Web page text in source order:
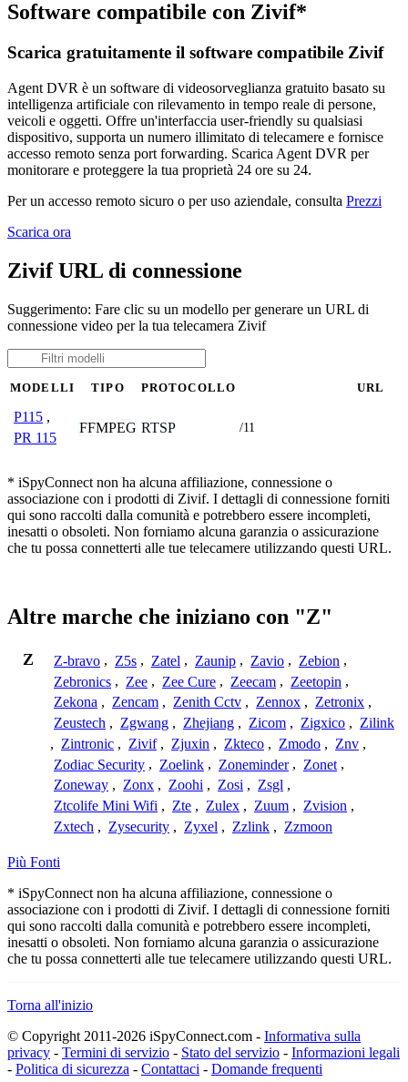
Software compatibile con Zivif*
Scarica gratuitamente il software compatibile Zivif
Agent DVR è un software di videosorveglianza gratuito basato su
intelligenza artificiale con rilevamento in tempo reale di persone,
veicoli e oggetti. Offre un'interfaccia user-friendly su qualsiasi
dispositivo, supporta un numero illimitato di telecamere e fornisce
accesso remoto senza port forwarding. Scarica Agent DVR per
monitorare e proteggere la tua proprietà 24 ore su 24.
Per un accesso remoto sicuro o per uso aziendale, consulta Prezzi
Scarica ora
Zivif URL di connessione
Suggerimento: Fare clic su un modello per generare un URL di
connessione video per la tua telecamera Zivif
MODELLI TIPO PROTOCOLLO URL
P115 ,
PR 115
FFMPEG RTSP /11
* iSpyConnect non ha alcuna affiliazione, connessione o
associazione con i prodotti di Zivif. I dettagli di connessione forniti
qui sono raccolti dalla comunità e potrebbero essere incompleti,
inesatti o obsoleti. Non forniamo alcuna garanzia o assicurazione
che tu possa connetterti alle tue telecamere utilizzando questi URL.
Altre marche che iniziano con "Z"
Z Z-bravo , Z5s , Zatel , Zaunip , Zavio , Zebion ,
Zebronics , Zee , Zee Cure , Zeecam , Zeetopin ,
Zekona , Zencam , Zenith Cctv , Zennox , Zetronix ,
Zeustech , Zgwang , Zhejiang , Zicom , Zigxico , Zilink
, Zintronic , Zivif , Zjuxin , Zkteco , Zmodo , Znv ,
Zodiac Security , Zoelink , Zoneminder , Zonet ,
Zoneway , Zonx , Zoohi , Zosi , Zsgl ,
Ztcolife Mini Wifi , Zte , Zulex , Zuum , Zvision ,
Zxtech , Zysecurity , Zyxel , Zzlink , Zzmoon
Più Fonti
* iSpyConnect non ha alcuna affiliazione, connessione o
associazione con i prodotti di Zivif. I dettagli di connessione forniti
qui sono raccolti dalla comunità e potrebbero essere incompleti,
inesatti o obsoleti. Non forniamo alcuna garanzia o assicurazione
che tu possa connetterti alle tue telecamere utilizzando questi URL.
Torna all'inizio
© Copyright 2011-2026 iSpyConnect.com - Informativa sulla
privacy - Termini di servizio - Stato del servizio - Informazioni legali
- Politica di sicurezza - Contattaci - Domande frequenti